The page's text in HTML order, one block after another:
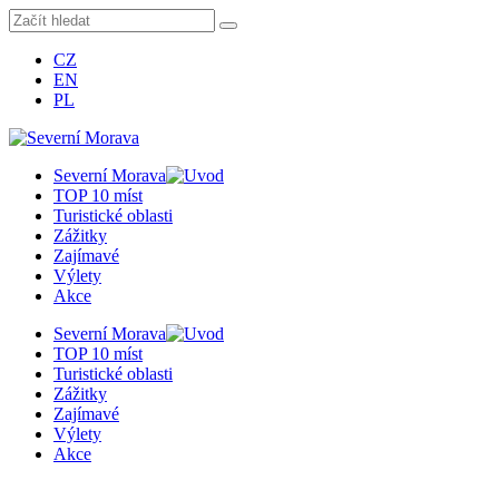
CZ
EN
PL
Severní Morava
TOP 10 míst
Turistické oblasti
Zážitky
Zajímavé
Výlety
Akce
Severní Morava
TOP 10 míst
Turistické oblasti
Zážitky
Zajímavé
Výlety
Akce